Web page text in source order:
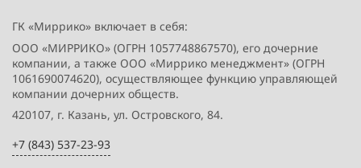
ГК «Миррико» включает в себя:
ООО «МИРРИКО» (ОГРН 1057748867570), его дочерние
компании, а также ООО «Миррико менеджмент» (ОГРН
1061690074620), осуществляющее функцию управляющей
компании дочерних обществ.
420107, г. Казань, ул. Островского, 84.
+7 (843) 537-23-93